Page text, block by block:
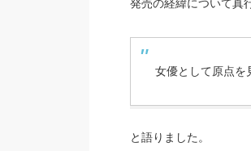
発売の経緯について真
女優として原点を
と語りました。